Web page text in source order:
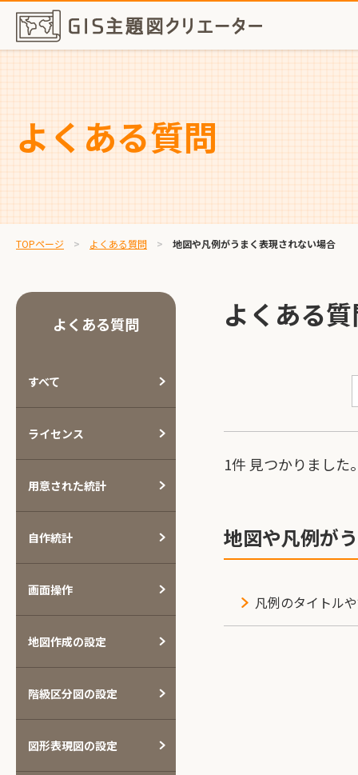
よくある質問
TOPページ よくある質問 地図や凡例がうまく表現されない場合
よくある
1件 見つかりました
地図や凡例が
凡例のタイトル
よくある質問
すべて
ライセンス
用意された統計
自作統計
画面操作
地図作成の設定
階級区分図の設定
図形表現図の設定